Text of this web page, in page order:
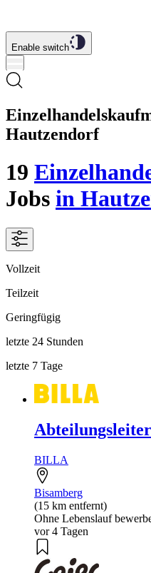
Enable switch
Hautzendorf
19
Jobs in
Vollzeit
Teilzeit
Geringfügig
letzte 24 Stunden
letzte 7 Tage
BILLA
Bisamberg
(15 km entfernt)
Ohne Lebenslauf
vor 4 Tagen